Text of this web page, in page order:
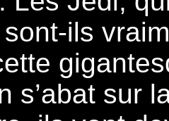
ils
s’abat sur